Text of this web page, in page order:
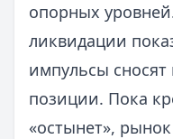
опорных
ликвидации
импульсы
позиции. Пока
«остынет»,